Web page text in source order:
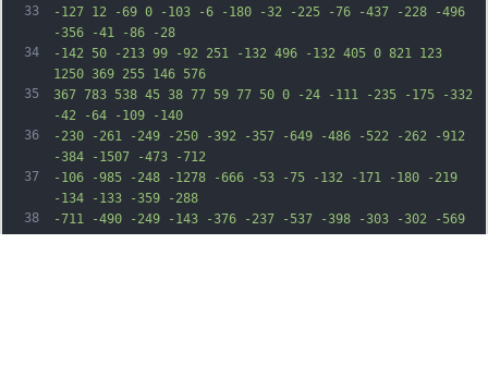
33
34
35
36
37
38
-127 12 -69 0 -103 -6 -180 -32 -225 -76 -437 -228 -496
-356 -41 -86 -28
-142 50 -213 99 -92 251 -132 496 -132 405 0 821 123
1250 369 255 146 576
367 783 538 45 38 77 59 77 50 0 -24 -111 -235 -175 -332
-42 -64 -109 -140
-230 -261 -249 -250 -392 -357 -649 -486 -522 -262 -912
-384 -1507 -473 -712
-106 -985 -248 -1278 -666 -53 -75 -132 -171 -180 -219
-134 -133 -359 -288
-711 -490 -249 -143 -376 -237 -537 -398 -303 -302 -569
-754 -723 -1228 -23